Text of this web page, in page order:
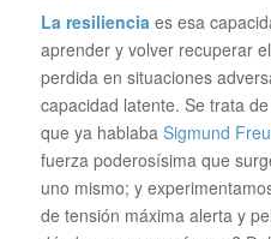
La resiliencia es esa
aprender y volver recuperar
perdida en situaciones
capacidad latente. Se trata
que ya hablaba Sigmund
fuerza poderosísima que
uno mismo; y
de tensión máxima alerta y